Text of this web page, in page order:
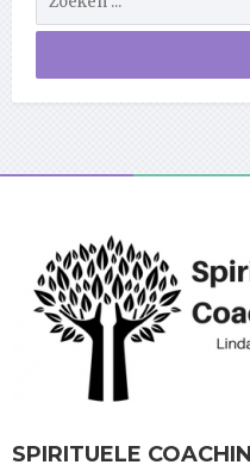
SPIRITUELE